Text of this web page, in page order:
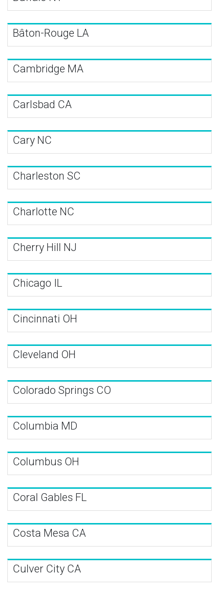
Bâton-Rouge LA
Cambridge MA
Carlsbad CA
Cary NC
Charleston SC
Charlotte NC
Cherry Hill NJ
Chicago IL
Cincinnati OH
Cleveland OH
Colorado Springs CO
Columbia MD
Columbus OH
Coral Gables FL
Costa Mesa CA
Culver City CA